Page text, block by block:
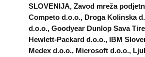
SLOVENIJA, Zavod mreža
Competo d.o.o., Droga Kolinska
d.o.o., Goodyear Dunlop Sava
Hewlett-Packard d.o.o., IBM
Medex d.o.o., Microsoft d.o.o.,